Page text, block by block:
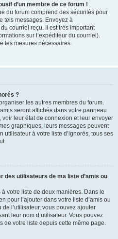
d’un membre de ce forum !
du forum comprend des sécurités pour
tels messages. Envoyez à
courriel reçu. Il est très important
sur l’expéditeur du courriel).
les mesures nécessaires.
?
les autres membres du forum.
seront affichés dans votre panneau
voir leur état de connexion et leur envoyer
graphiques, leurs messages peuvent
utilisateur à votre liste d’ignorés, tous ses
des utilisateurs de ma liste d’amis ou
votre liste de deux manières. Dans le
pour l’ajouter dans votre liste d’amis ou
l’utilisateur, vous pouvez ajouter
leur nom d’utilisateur. Vous pouvez
de votre liste depuis cette même page.